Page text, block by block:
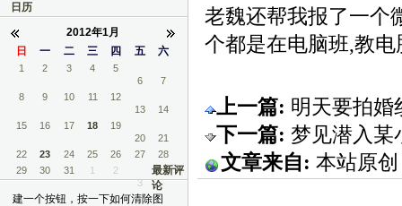
老魏还帮我报了一个
个都是在电脑班,教
上一篇: 明天要拍婚
下一篇: 梦见潜入某
文章来自: 本站原创
日历
2012年1月
日
一 二 三 四 五 六
1 2 3 4
5
6
7
8
9 10 11
12
13
14
15
16 17 18
19
20
21
22
23 24 25 26 27
28
29
30 31 1
2
3
最新评
论
建一个按钮，按一下如何清除图